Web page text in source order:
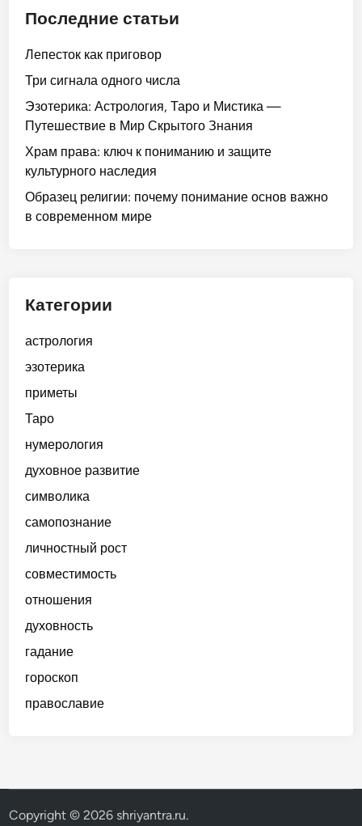
Последние статьи
Лепесток как приговор
Три сигнала одного числа
Эзотерика: Астрология, Таро и Мистика —
Путешествие в Мир Скрытого Знания
Храм права: ключ к пониманию и защите
культурного наследия
Образец религии: почему понимание основ важно
в современном мире
Категории
астрология
эзотерика
приметы
Таро
нумерология
духовное развитие
символика
самопознание
личностный рост
совместимость
отношения
духовность
гадание
гороскоп
православие
Copyright © 2026 shriyantra.ru.